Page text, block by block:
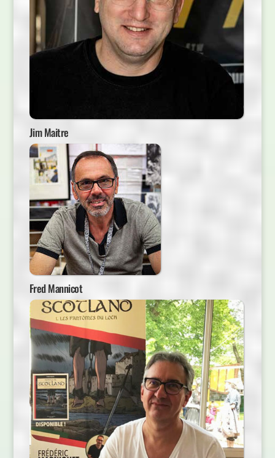
Jim Maitre
Fred Mannicot